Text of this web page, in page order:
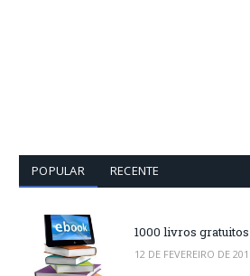
POPULAR RECENTE
1000 livros
12 DE FEVEREIRO DE